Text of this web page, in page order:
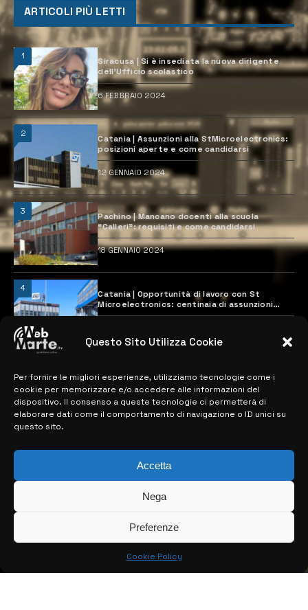
Questo Sito Utilizza Cookie
Per fornire le migliori esperienze, utilizziamo tecnologie come i
cookie per memorizzare e/o accedere alle informazioni del
dispositivo. Il consenso a queste tecnologie ci permetterà di
elaborare dati come il comportamento di navigazione o ID unici su
questo sito.
Accetta
Nega
Preferenze
Cookie Policy
ARTICOLI PIÙ LETTI
1
Siracusa | Si è insediata la nuova dirigente
dell’Ufficio scolastico
6 FEBBRAIO 2024
2
Catania | Assunzioni alla StMicroelectronics:
posizioni aperte e come candidarsi
12 GENNAIO 2024
3
Pachino | Mancano docenti alla scuola
“Calleri”: requisiti e come candidarsi
18 GENNAIO 2024
4
Catania | Opportunità di lavoro con St
Microelectronics: centinaia di assunzioni
previste
MAPPA DEL SITO
> NOTIZIE